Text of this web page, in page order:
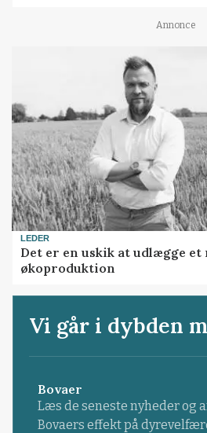
Annonce
LEDER
Det er en uskik at udlægge
økoproduktion
Vi går i dybden
Bovaer
Læs de seneste nyheder og
Bovaers effekt på